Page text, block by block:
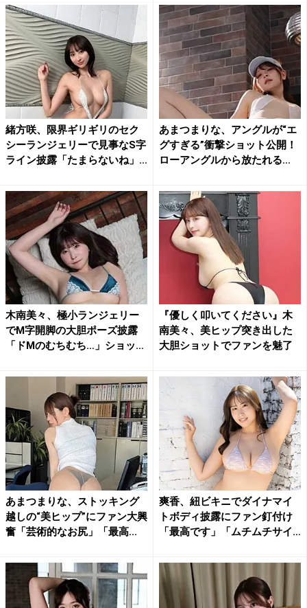
緒方咲、限界ギリギリのセク
シーランジェリーで見事なS字
ライン披露「たまらないね」...
あまつまりな、アングルが“エ
グすぎる”衝撃ショット公開！
ローアングルから放たれる...
木南美々、極小ランジェリー
でM字開脚の大胆ポーズ披露
「ドMのむちむち…」ショッ
『優しく叩いてください』木
南美々、美ヒップ突き出した
大胆ショットでファンを魅了
あまつまりな、ストッキング
越しの“美ヒップ”にファン大興
奮「芸術的なお尻」「最高...
爽香、紐ビキニでダイナマイ
トボディ披露にファン釘付け
「最高です」「ムチムチサイ